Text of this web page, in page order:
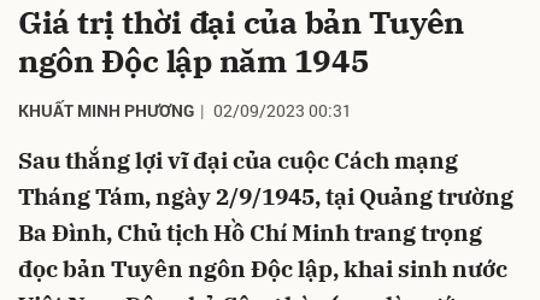
Giá trị thời đại của bản Tuyên
ngôn Độc lập năm 1945
KHUẤT MINH PHƯƠNG 02/09/2023 00:31
Sau thắng lợi vĩ đại của cuộc Cách mạng
Tháng Tám, ngày 2/9/1945, tại Quảng trường
Ba Đình, Chủ tịch Hồ Chí Minh trang trọng
đọc bản Tuyên ngôn Độc lập, khai sinh nước
Hủy Gửi